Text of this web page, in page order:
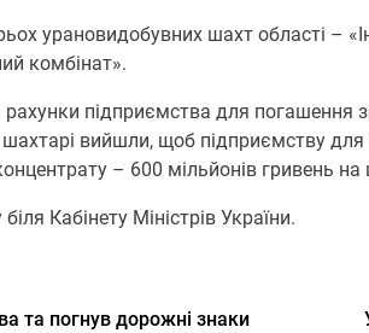
урановидобувних шахт області –
комбінат».
підприємства для погашення
вийшли, щоб підприємству
– 600 мільйонів гривень
Кабінету Міністрів України.
та погнув дорожні знаки